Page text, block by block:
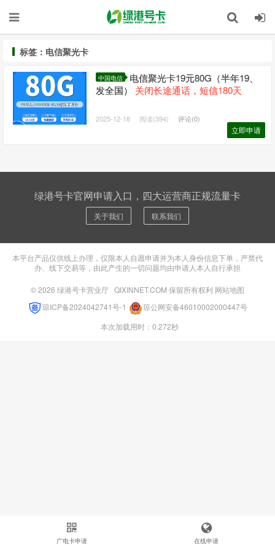
标签：电信聚光卡
中国电信
电信聚光卡19元80G（半年19、
发全国） 关闭长途通话，短信180天
2025-12-18 阅读(394) 评论(0)
立即申请
绿港号卡官网申请入口，四大运营商正规流量卡
关于我们 联系我们
本平台产品仅供线上办理，仅限本人自愿申请并为本人身份信息下单，严禁代
办、线下交易等，由此产生的一切问题均由申请人本人自行承担
© 2026 绿港号卡营业厅 QIXINNET.COM 保留所有权利 网站地图
琼ICP备2024042741号-1
琼公网安备46010002000447号
本次加载用时：0.272秒
广电卡申请 在线申请